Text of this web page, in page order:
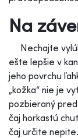
Na
Nechajte
ešte lepšie v
jeho povrchu
„kožka“ nie je
pozbieraný
čaj horkastú
čaj určite